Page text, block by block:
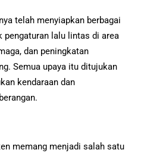
telah menyiapkan berbagai
pengaturan lalu lintas di area
dan peningkatan
Semua upaya itu ditujukan
kendaraan dan
memang menjadi salah satu